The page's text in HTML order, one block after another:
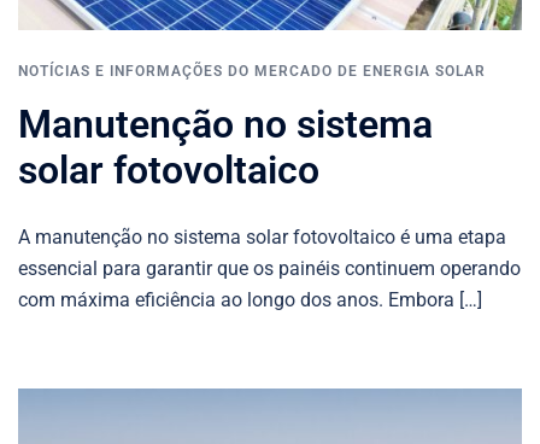
NOTÍCIAS E INFORMAÇÕES DO MERCADO DE ENERGIA SOLAR
Manutenção no sistema
solar fotovoltaico
A manutenção no sistema solar fotovoltaico é uma etapa
essencial para garantir que os painéis continuem operando
com máxima eficiência ao longo dos anos. Embora […]